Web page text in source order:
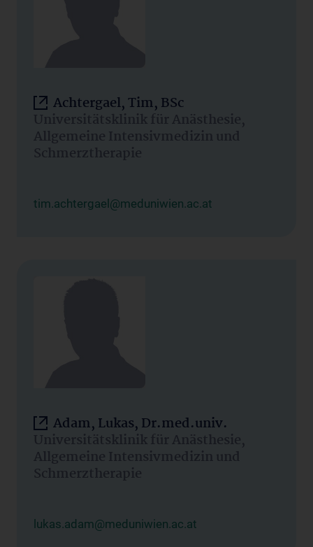
Achtergael, Tim, BSc
Universitätsklinik für Anästhesie,
Allgemeine Intensivmedizin und
Schmerztherapie
tim.achtergael@meduniwien.ac.at
Adam, Lukas, Dr.med.univ.
Universitätsklinik für Anästhesie,
Allgemeine Intensivmedizin und
Schmerztherapie
lukas.adam@meduniwien.ac.at